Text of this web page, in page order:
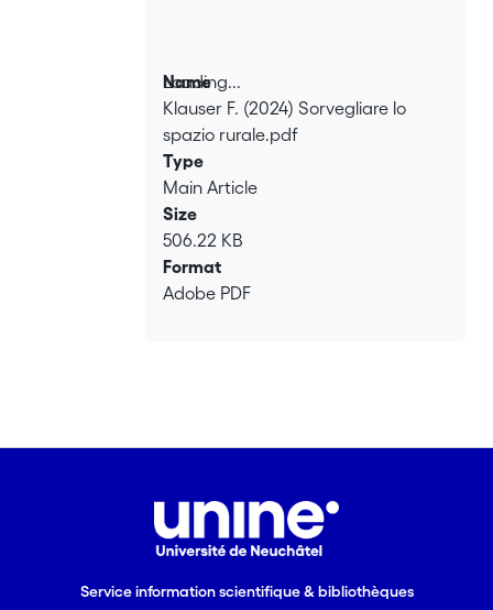
Loading...
Loading...
Name
Klauser F. (2024) Sorvegliare lo
spazio rurale.pdf
Type
Main Article
Size
506.22 KB
Format
Adobe PDF
Service information scientifique & bibliothèques